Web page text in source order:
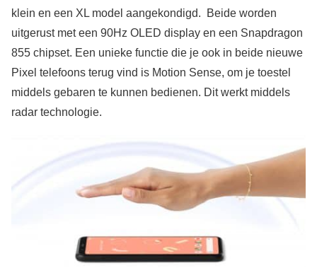
klein en een XL model aangekondigd. Beide worden
uitgerust met een 90Hz OLED display en een Snapdragon
855 chipset. Een unieke functie die je ook in beide nieuwe
Pixel telefoons terug vind is Motion Sense, om je toestel
middels gebaren te kunnen bedienen. Dit werkt middels
radar technologie.